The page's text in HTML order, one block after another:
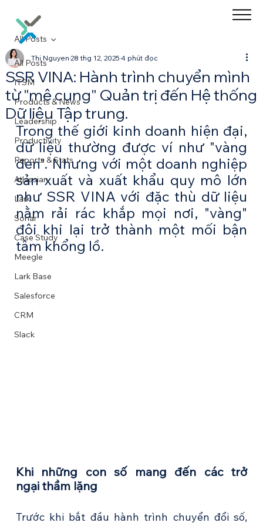
All Posts
ITSM
Products & News
Leadership
Productivity
Reports & Stats
Atlassian
Lark
Sonar
Case Study
Meegle
Lark Base
Salesforce
CRM
Slack
All Posts
SSR VINA: Hành trình chuyển mình
từ "mê cung" Quản trị đến Hệ thống
Dữ liệu Tập trung.
Thi Nguyen28 thg 12, 20254 phút đọc
Trong thế giới kinh doanh hiện đại,
dữ liệu thường được ví như "vàng
đen". Nhưng với một doanh nghiệp
sản xuất và xuất khẩu quy mô lớn
như SSR VINA với đặc thù dữ liệu
nằm rải rác khắp mọi nơi, "vàng"
đôi khi lại trở thành một mối bận
tâm khổng lồ.
Khi những con số mang đến các trở
ngại thầm lặng
Trước khi bắt đầu hành trình chuyển đổi số,